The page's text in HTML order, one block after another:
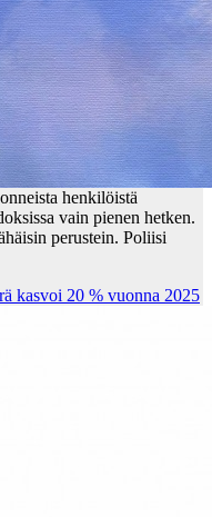
henkilöistä
vain pienen hetken.
perustein. Poliisi
kasvoi 20 % vuonna 2025